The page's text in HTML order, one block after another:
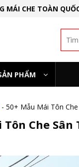
MÁI CHE TOÀN
PHẨM
- 50+ Mẫu Mái Tôn
Tôn Che